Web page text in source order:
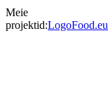
Meie
projektid:LogoFood.eu